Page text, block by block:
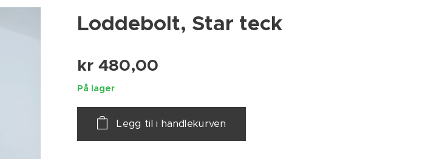
Loddebolt, Star teck
kr 480,00
På lager
Legg til i handlekurven